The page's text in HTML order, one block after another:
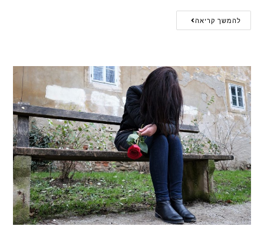
להמשך קריאה